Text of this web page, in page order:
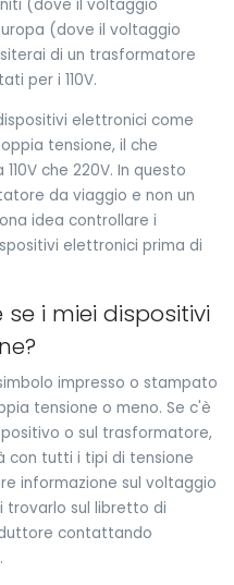
(dove il voltaggio
(dove il voltaggio
di un trasformatore
per i 110V.
elettronici come
tensione, il che
che 220V. In questo
da viaggio e non un
idea controllare i
elettronici prima di
i miei dispositivi
impresso o stampato
tensione o meno. Se c'è
o sul trasformatore,
con tutti i tipi di tensione
informazione sul voltaggio
trovarlo sul libretto di
contattando